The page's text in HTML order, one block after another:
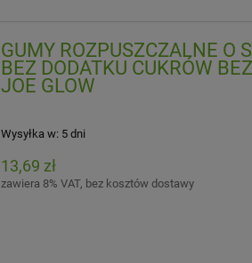
GUMY ROZPUSZCZALNE O
BEZ DODATKU CUKRÓW
JOE GLOW
Wysyłka w: 5 dni
13,69 zł
zawiera 8% VAT, bez kosztów dostawy